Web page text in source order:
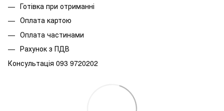
Готівка при отриманні
Оплата картою
Оплата частинами
Рахунок з ПДВ
Консультація 093 9720202